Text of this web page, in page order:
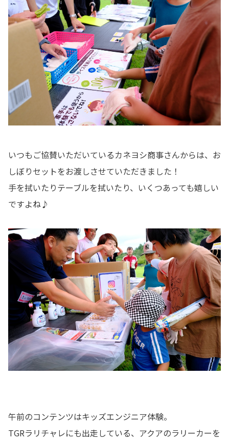
いつもご協賛いただいているカネヨシ商事さんからは、お
しぼりセットをお渡しさせていただきました！
手を拭いたりテーブルを拭いたり、いくつあっても嬉しい
ですよね♪
午前のコンテンツはキッズエンジニア体験。
TGRラリチャレにも出走している、アクアのラリーカーを